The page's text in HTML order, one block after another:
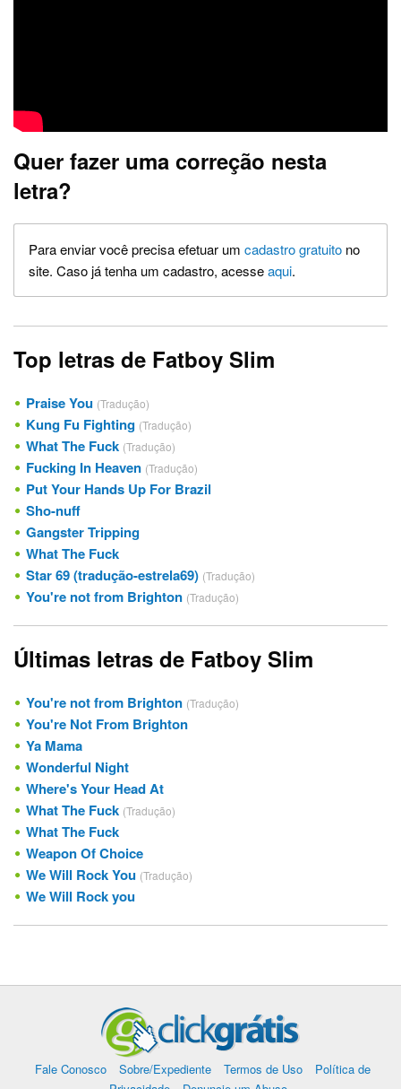
Quer fazer uma correção nesta
letra?
Para enviar você precisa efetuar um cadastro gratuito no
site. Caso já tenha um cadastro, acesseaqui.
Top letras de Fatboy Slim
Praise You (Tradução)
Kung Fu Fighting (Tradução)
What The Fuck (Tradução)
Fucking In Heaven (Tradução)
Put Your Hands Up For Brazil
Sho-nuff
Gangster Tripping
What The Fuck
Star 69 (tradução-estrela69) (Tradução)
You're not from Brighton (Tradução)
Últimas letras de Fatboy Slim
You're not from Brighton (Tradução)
You're Not From Brighton
Ya Mama
Wonderful Night
Where's Your Head At
What The Fuck (Tradução)
What The Fuck
Weapon Of Choice
We Will Rock You (Tradução)
We Will Rock you
Fale Conosco Sobre/Expediente Termos de Uso
Política de